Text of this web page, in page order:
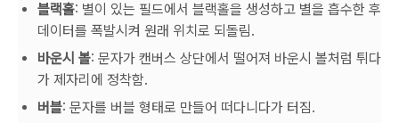
블랙홀: 별이 있는 필드에서 블랙홀을 생성하고 별을 흡수한 후
데이터를 폭발시켜 원래 위치로 되돌림.
바운시 볼: 문자가 캔버스 상단에서 떨어져 바운시 볼처럼 튀다
가 제자리에 정착함.
버블: 문자를 버블 형태로 만들어 떠다니다가 터짐.